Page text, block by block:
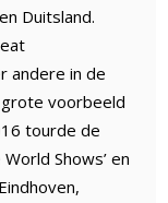
Duitsland.
andere in de
grote voorbeeld
tourde de
Shows’ en